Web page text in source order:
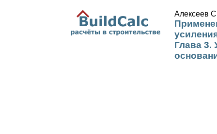
Алексеев
Глава 3.